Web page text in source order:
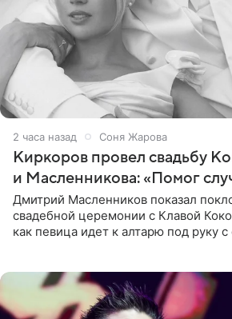
2 часа назад Соня Жарова
Киркоров провел свадьбу
и Масленникова: «Помог
Дмитрий Масленников показал
свадебной церемонии с Клавой
как певица идет к алтарю под руку